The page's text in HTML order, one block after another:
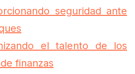
seguridad ante
el talento de los
finanzas